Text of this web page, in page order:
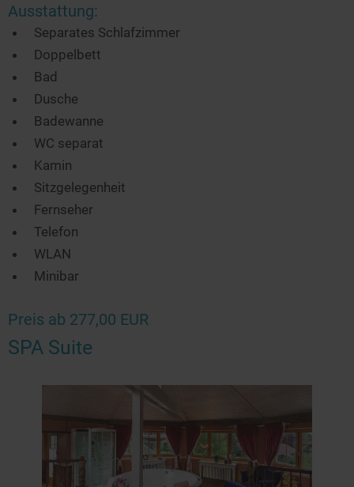
Ausstattung:
Separates Schlafzimmer
Doppelbett
Bad
Dusche
Badewanne
WC separat
Kamin
Sitzgelegenheit
Fernseher
Telefon
WLAN
Minibar
Preis ab 277,00 EUR
SPA Suite